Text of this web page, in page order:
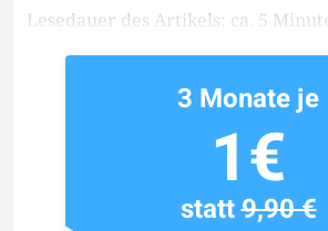
Lesedauer des Artikels: ca. 5
3 Monate je
1€
statt9,90 €